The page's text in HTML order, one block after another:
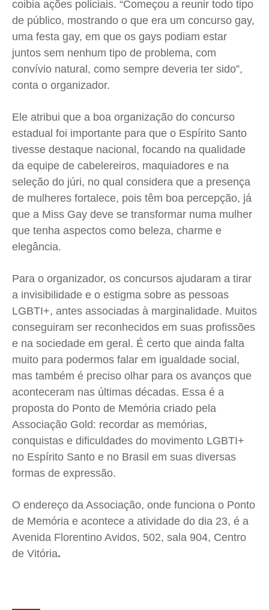
coibia ações policiais. “Começou a reunir todo tipo
de público, mostrando o que era um concurso gay,
uma festa gay, em que os gays podiam estar
juntos sem nenhum tipo de problema, com
convívio natural, como sempre deveria ter sido”,
conta o organizador.
Ele atribui que a boa organização do concurso
estadual foi importante para que o Espírito Santo
tivesse destaque nacional, focando na qualidade
da equipe de cabelereiros, maquiadores e na
seleção do júri, no qual considera que a presença
de mulheres fortalece, pois têm boa percepção, já
que a Miss Gay deve se transformar numa mulher
que tenha aspectos como beleza, charme e
elegância.
Para o organizador, os concursos ajudaram a tirar
a invisibilidade e o estigma sobre as pessoas
LGBTI+, antes associadas à marginalidade. Muitos
conseguiram ser reconhecidos em suas profissões
e na sociedade em geral. É certo que ainda falta
muito para podermos falar em igualdade social,
mas também é preciso olhar para os avanços que
aconteceram nas últimas décadas. Essa é a
proposta do Ponto de Memória criado pela
Associação Gold: recordar as memórias,
conquistas e dificuldades do movimento LGBTI+
no Espírito Santo e no Brasil em suas diversas
formas de expressão.
O endereço da Associação, onde funciona o Ponto
de Memória e acontece a atividade do dia 23, é a
Avenida Florentino Avidos, 502, sala 904, Centro
de Vitória.